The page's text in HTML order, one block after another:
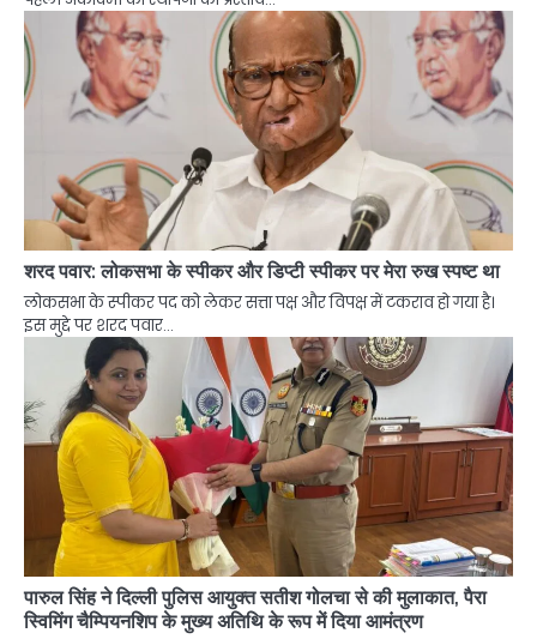
शरद पवार: लोकसभा के स्पीकर और डिप्टी स्पीकर पर मेरा रुख स्पष्ट था
लोकसभा के स्पीकर पद को लेकर सत्ता पक्ष और विपक्ष में टकराव हो गया है।
इस मुद्दे पर शरद पवार…
पारुल सिंह ने दिल्ली पुलिस आयुक्त सतीश गोलचा से की मुलाकात, पैरा
स्विमिंग चैम्पियनशिप के मुख्य अतिथि के रूप में दिया आमंत्रण